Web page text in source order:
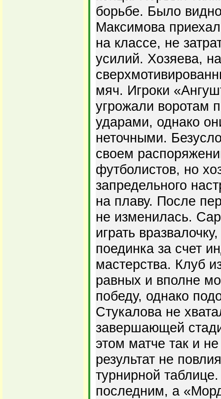
борьбе. Было
Максимова
на классе, не
усилий. Хозяева,
мяч. Игроки
угрожали воротам
ударами, однако
неточными.
своем
футболистов, но
запредельного
на плаву. После
не изменилась.
играть
поединка за счет
мастерства. Клуб
равных и вполне
победу, однако
Стукалова не
завершающей
этом матче так и
результат не
турнирной
последним, а